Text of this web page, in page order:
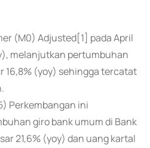
(M0) Adjusted[1] pada April
melanjutkan pertumbuhan
16,8% (yoy) sehingga tercatat
Perkembangan ini
giro bank umum di Bank
21,6% (yoy) dan uang kartal